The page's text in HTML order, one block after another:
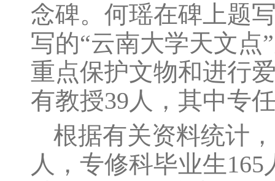
念碑。何瑶在碑上题
写的“云南大学天文点
重点保护文物和进行
有教授39人，其中专
根据有关资料统计
人，专修科毕业生